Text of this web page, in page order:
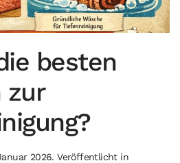
besten
zur
2026. Veröffentlicht in